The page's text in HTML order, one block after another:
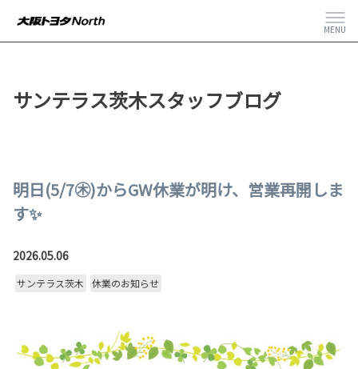
MENU
サンテラス茨木スタッフブログ
明日(5/7㊍)からGW休業が明け、営業再開しま
す✨
2026.05.06
サンテラス茨木 休業のお知らせ